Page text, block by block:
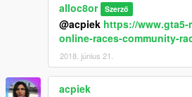
alloc8or Szerző
@acpiek https://
online-races-community-
2018. június 21.
acpiek